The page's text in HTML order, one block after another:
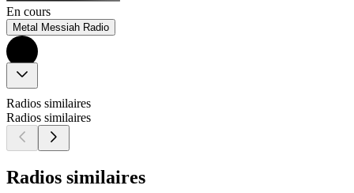
En cours
Metal Messiah Radio
Radios similaires
Radios similaires
Radios similaires